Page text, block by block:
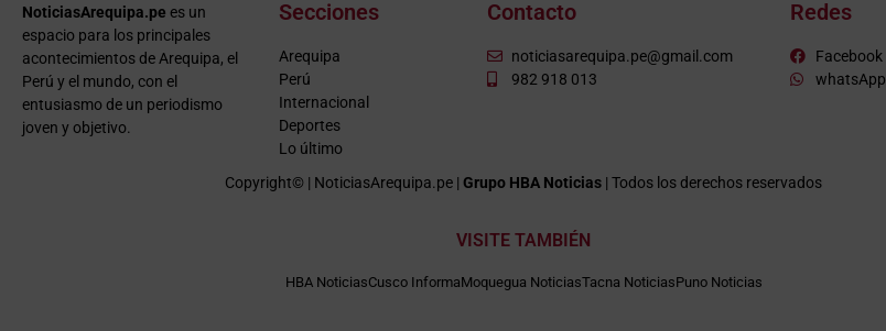
NoticiasArequipa.pe es un
espacio para los principales
acontecimientos de Arequipa, el
Perú y el mundo, con el
entusiasmo de un periodismo
joven y objetivo.
Secciones
Arequipa
Perú
Internacional
Deportes
Lo último
Contacto
noticiasarequipa.pe@gmail.com
982 918 013
Redes
Facebook
whatsApp
Copyright© | NoticiasArequipa.pe | Grupo HBA Noticias | Todos los derechos reservados
VISITE TAMBIÉN
HBA NoticiasCusco InformaMoquegua NoticiasTacna NoticiasPuno Noticias